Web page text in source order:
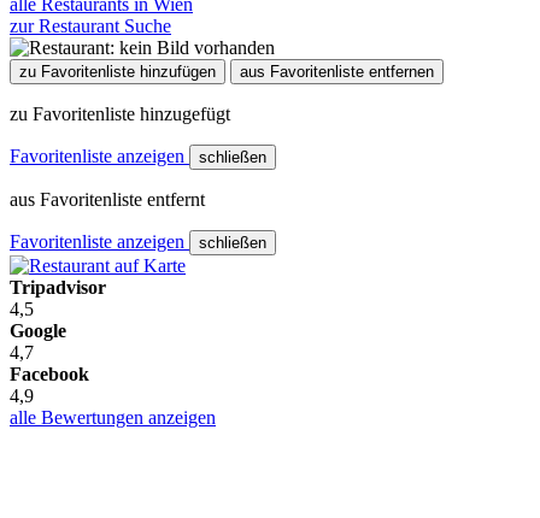
zur Restaurant Suche
zu Favoritenliste hinzufügen aus Favoritenliste entfernen
zu Favoritenliste hinzugefügt
Favoritenliste anzeigen schließen
aus Favoritenliste entfernt
Favoritenliste anzeigen schließen
Tripadvisor
4,5
Google
4,7
Facebook
4,9
alle Bewertungen anzeigen